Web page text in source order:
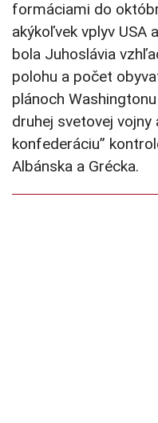
formáciami do
akýkoľvek vplyv USA
bola Juhoslávia
polohu a počet
plánoch
druhej svetovej vojny
konfederáciu”
Albánska a Grécka.